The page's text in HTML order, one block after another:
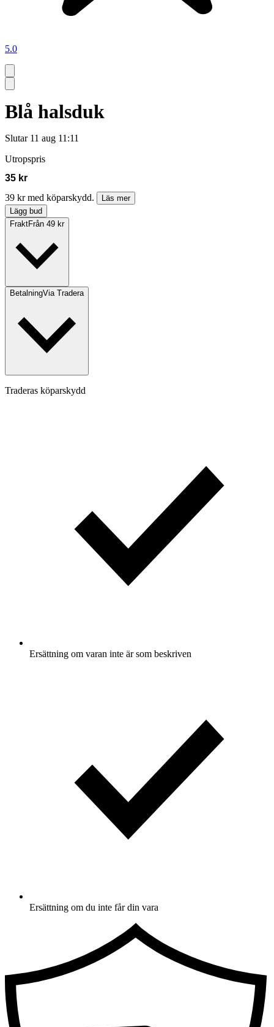
5.0
Blå halsduk
Slutar 11 aug 11:11
Utropspris
35 kr
39 kr med köparskydd.
Läs mer
Lägg bud
FraktFrån 49 kr
BetalningVia Tradera
Traderas köparskydd
Ersättning om varan inte är som beskriven
Ersättning om du inte får din vara